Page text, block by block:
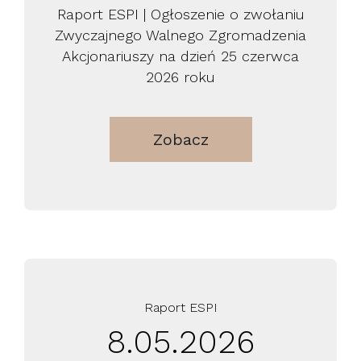
Raport ESPI | Ogłoszenie o zwołaniu
Zwyczajnego Walnego Zgromadzenia
Akcjonariuszy na dzień 25 czerwca
2026 roku
Zobacz
Raport ESPI
8.05.2026